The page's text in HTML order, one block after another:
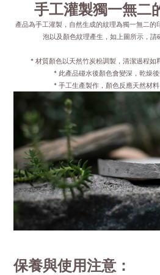
手工灌製獨一無二
產品為手工灌製，自然生成的紋理為獨一無二
泡以及顏色紋理產生，如上圖所示，請
* 材質顏色以天然竹炭粉調製，清潔過程如
* 此產品碰水後顏色會變深，乾燥
* 手工生產製作，顏色反應天然材
保養與使用注意：